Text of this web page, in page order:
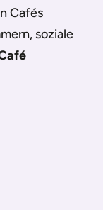
Cafés
soziale